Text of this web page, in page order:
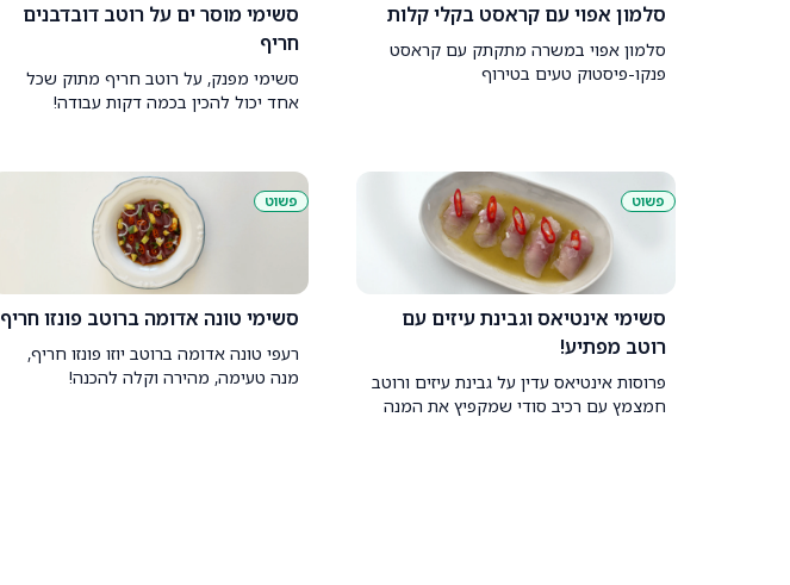
סלמון אפוי עם קראסט בקלי קלות
סלמון אפוי במשרה מתקתק עם קראסט
פנקו-פיסטוק טעים בטירוף
סשימי מוסר ים על רוטב דובדבנים
חריף
סשימי מפנק, על רוטב חריף מתוק שכל
אחד יכול להכין בכמה דקות עבודה!
פשוט
סשימי אינטיאס וגבינת עיזים עם
רוטב מפתיע!
פרוסות אינטיאס עדין על גבינת עיזים ורוטב
חמצמץ עם רכיב סודי שמקפיץ את המנה
פשוט
סשימי טונה אדומה ברוטב פונזו חריף
רעפי טונה אדומה ברוטב יוזו פונזו חריף,
מנה טעימה, מהירה וקלה להכנה!